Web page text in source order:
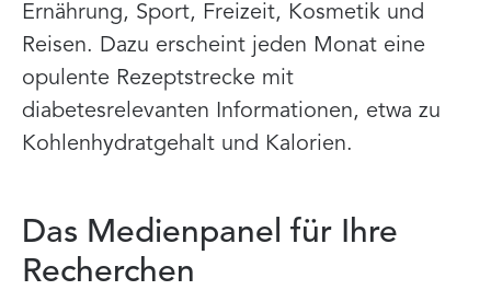
Ernährung, Sport, Freizeit, Kosmetik und
Reisen. Dazu erscheint jeden Monat eine
opulente Rezeptstrecke mit
diabetesrelevanten Informationen, etwa zu
Kohlenhydratgehalt und Kalorien.
Das Medienpanel für Ihre
Recherchen